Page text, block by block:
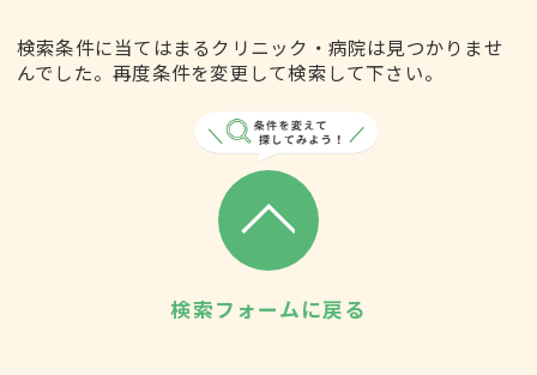
検索条件に当てはまるクリニック・病院は見つかりませ
んでした。再度条件を変更して検索して下さい。
検索フォームに戻る